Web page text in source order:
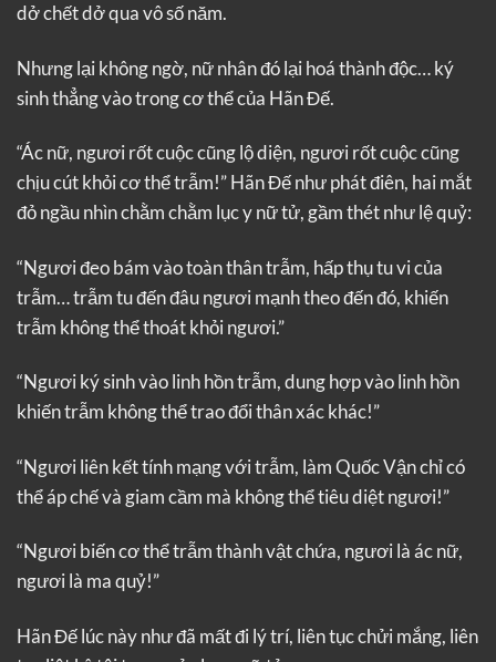
dở chết dở qua vô số năm.
Nhưng lại không ngờ, nữ nhân đó lại hoá thành độc… ký
sinh thẳng vào trong cơ thể của Hãn Đế.
“Ác nữ, ngươi rốt cuộc cũng lộ diện, ngươi rốt cuộc cũng
chịu cút khỏi cơ thể trẫm!” Hãn Đế như phát điên, hai mắt
đỏ ngầu nhìn chằm chằm lục y nữ tử, gầm thét như lệ quỷ:
“Ngươi đeo bám vào toàn thân trẫm, hấp thụ tu vi của
trẫm… trẫm tu đến đâu ngươi mạnh theo đến đó, khiến
trẫm không thể thoát khỏi ngươi.”
“Ngươi ký sinh vào linh hồn trẫm, dung hợp vào linh hồn
khiến trẫm không thể trao đổi thân xác khác!”
“Ngươi liên kết tính mạng với trẫm, làm Quốc Vận chỉ có
thể áp chế và giam cầm mà không thể tiêu diệt ngươi!”
“Ngươi biến cơ thể trẫm thành vật chứa, ngươi là ác nữ,
ngươi là ma quỷ!”
Hãn Đế lúc này như đã mất đi lý trí, liên tục chửi mắng, liên